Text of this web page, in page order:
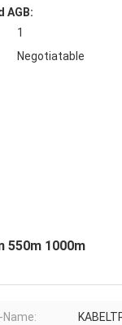
AGB:
1
Negotiatable
1000m